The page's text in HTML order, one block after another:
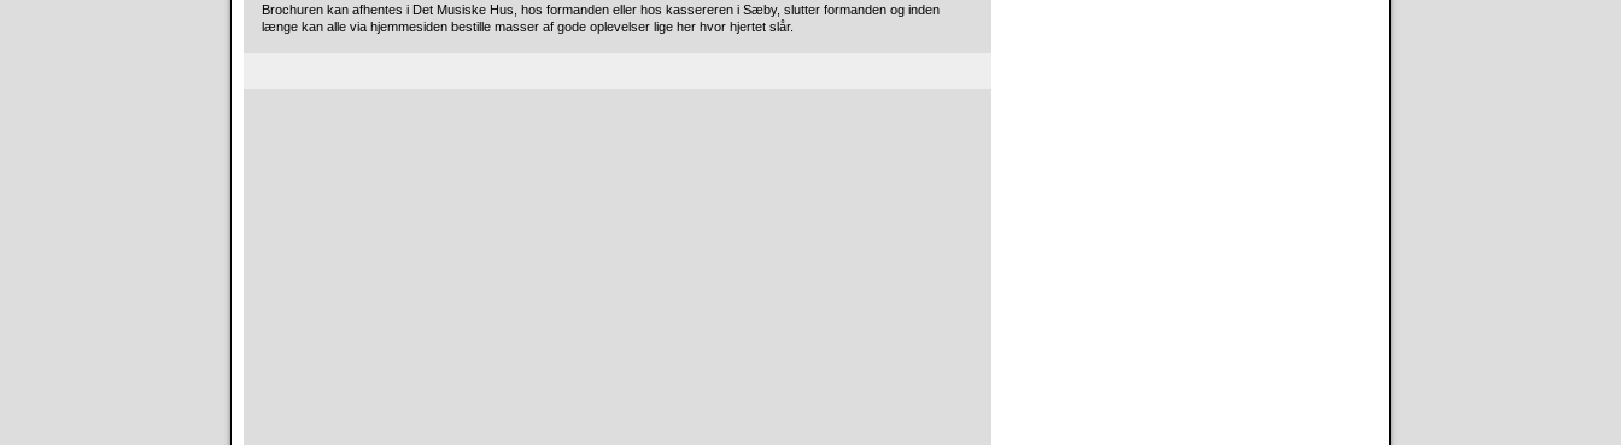
Brochuren kan afhentes i Det Musiske Hus, hos formanden eller hos kassereren i Sæby, slutter formanden og inden
længe kan alle via hjemmesiden bestille masser af gode oplevelser lige her hvor hjertet slår.